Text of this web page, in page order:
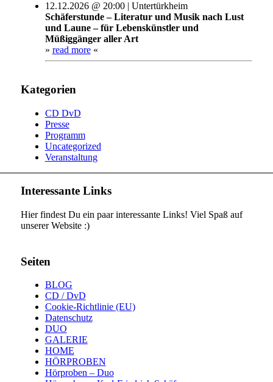
12.12.2026 @ 20:00 | Untertürkheim
Schäferstunde – Literatur und Musik nach Lust
und Laune – für Lebenskünstler und
Müßiggänger aller Art
» read more«
Kategorien
CD DvD
Presse
Programm
Uncategorized
Veranstaltung
Interessante Links
Hier findest Du ein paar interessante Links! Viel Spaß auf
unserer Website :)
Seiten
BLOG
CD / DvD
Cookie-Richtlinie (EU)
Datenschutz
DUO
GALERIE
HOME
HÖRPROBEN
Hörproben – Duo